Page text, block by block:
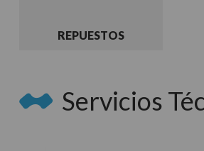
REPUESTOS
Servicios